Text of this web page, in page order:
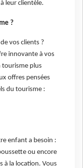
leur clientèle.
?
vos clients ?
innovante à vos
tourisme plus
offres pensées
du tourisme :
enfant a besoin :
ou encore
à la location. Vous